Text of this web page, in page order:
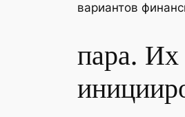
вариантов
пара. Их